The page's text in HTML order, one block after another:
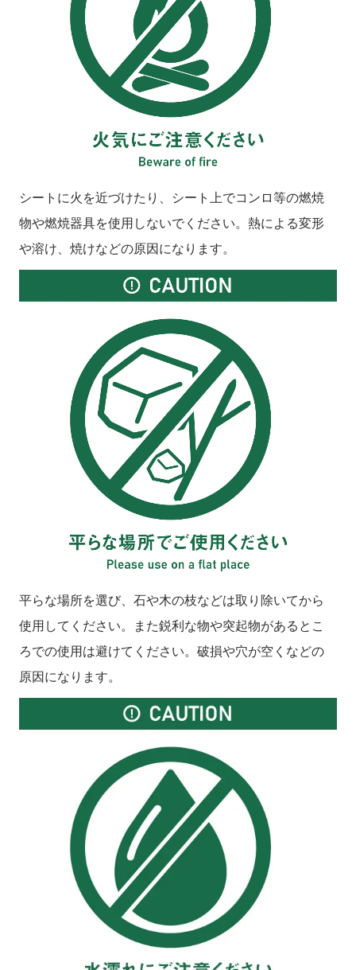
シートに火を近づけたり、シート上でコンロ等の燃焼
物や燃焼器具を使用しないでください。熱による変形
や溶け、焼けなどの原因になります。
平らな場所を選び、石や木の枝などは取り除いてから
使用してください。また鋭利な物や突起物があるとこ
ろでの使用は避けてください。破損や穴が空くなどの
原因になります。